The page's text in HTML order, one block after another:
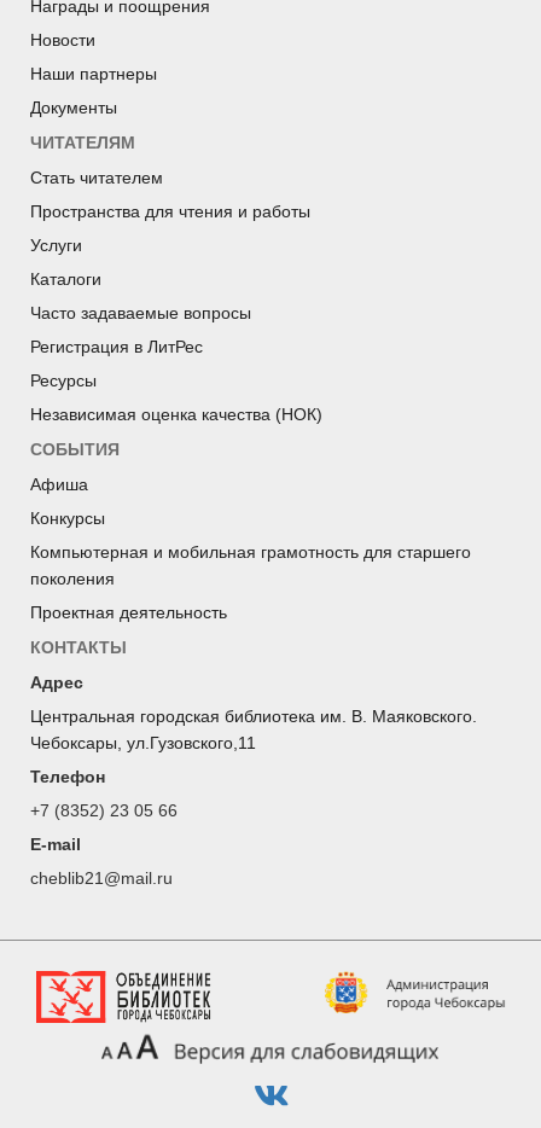
Награды и поощрения
Новости
Наши партнеры
Документы
ЧИТАТЕЛЯМ
Стать читателем
Пространства для чтения и работы
Услуги
Каталоги
Часто задаваемые вопросы
Регистрация в ЛитРес
Ресурсы
Независимая оценка качества (НОК)
СОБЫТИЯ
Афиша
Конкурсы
Компьютерная и мобильная грамотность для старшего
поколения
Проектная деятельность
КОНТАКТЫ
Адрес
Центральная городская библиотека им. В. Маяковского.
Чебоксары, ул.Гузовского,11
Телефон
+7 (8352) 23 05 66
E-mail
cheblib21@mail.ru